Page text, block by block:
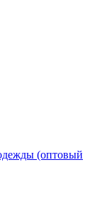
(оптовый